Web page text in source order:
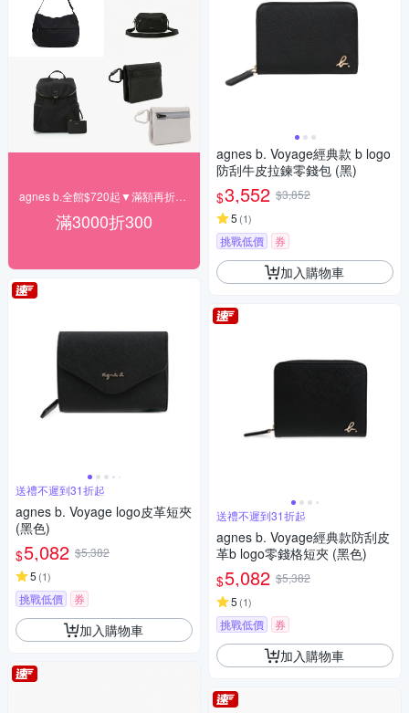
滿3000折300
送禮不遲到31折起
agnes b. Voyage logo皮革短夾
(黑色)
$5,082 $5,382
5 (1)
挑戰低價 券
加入購物車
agnes b. Voyage經典款 b logo
防刮牛皮拉鍊零錢包 (黑)
$3,552 $3,852
5 (1)
挑戰低價 券
加入購物車
送禮不遲到31折起
agnes b. Voyage經典款防刮皮
革b logo零錢格短夾 (黑色)
$5,082 $5,382
5 (1)
挑戰低價 券
加入購物車